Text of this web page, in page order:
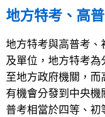
地方特考、高
地方特考與高普考
及單位，地方特考
至地方政府機關，
有機會分發到中央機
普考相當於四等、